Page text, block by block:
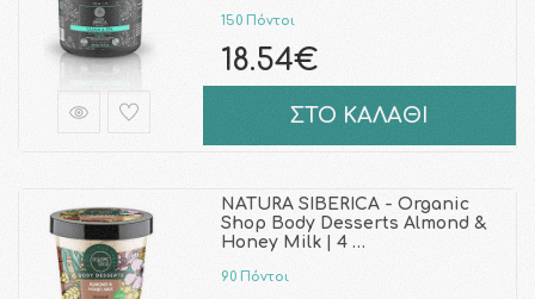
150 Πόντοι
18.54€
ΣΤΟ ΚΑΛΑΘΙ
NATURA SIBERICA - Organic
Shop Body Desserts Almond &
Honey Milk | 4 …
90 Πόντοι